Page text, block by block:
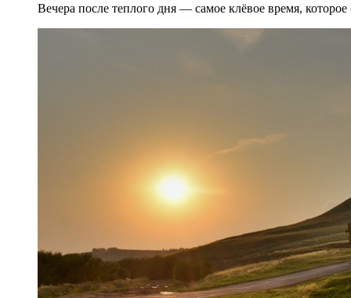
Вечера после теплого дня — самое клёвое время, которое